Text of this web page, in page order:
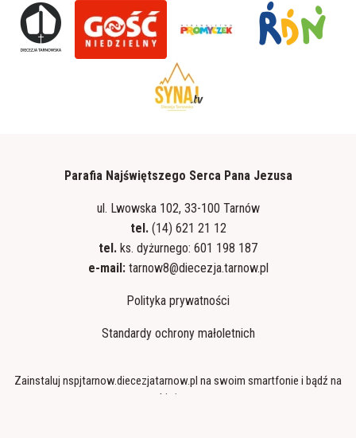
Parafia Najświętszego Serca Pana Jezusa
ul. Lwowska 102, 33-100 Tarnów
tel. (14) 621 21 12
tel. ks. dyżurnego: 601 198 187
e-mail:tarnow8@diecezja.tarnow.pl
Polityka prywatności
Standardy ochrony małoletnich
Zainstaluj nspjtarnow.diecezjatarnow.pl na swoim smartfonie i bądź na
bieżąco